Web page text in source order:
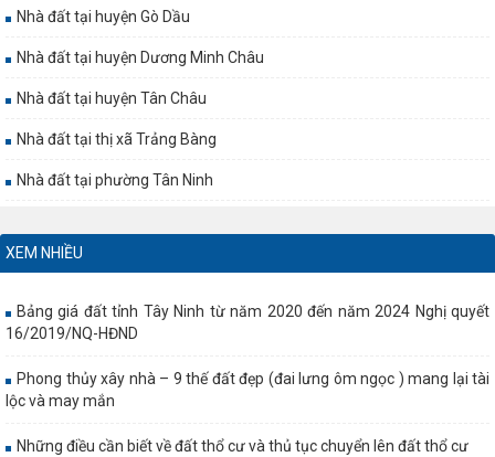
Nhà đất tại huyện Gò Dầu
Nhà đất tại huyện Dương Minh Châu
Nhà đất tại huyện Tân Châu
Nhà đất tại thị xã Trảng Bàng
Nhà đất tại phường Tân Ninh
XEM NHIỀU
Bảng giá đất tỉnh Tây Ninh từ năm 2020 đến năm 2024 Nghị quyết
16/2019/NQ-HĐND
Phong thủy xây nhà – 9 thế đất đẹp (đai lưng ôm ngọc ) mang lại tài
lộc và may mắn
Những điều cần biết về đất thổ cư và thủ tục chuyển lên đất thổ cư